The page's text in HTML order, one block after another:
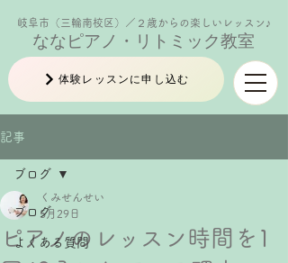
ななピアノ・リトミック教室
岐阜市（三輪南校区）／２歳からの楽しいレッスン♪
体験レッスンに申し込む
記事
ブログ
よくある質問
ブログ
ピアノのレッスン時間を1
くみせんせい
5月29日